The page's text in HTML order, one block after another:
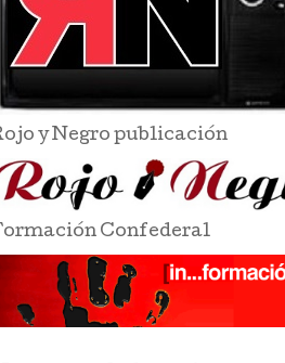
y Negro publicación
Confederal